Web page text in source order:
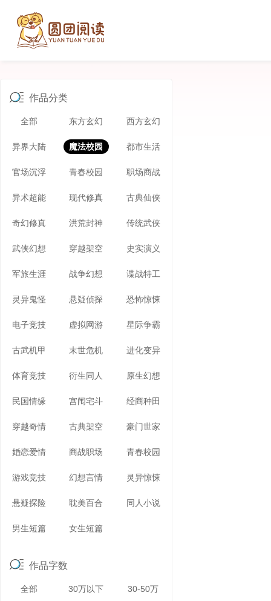
作品分类
全部 东方玄幻 西方玄幻
异界大陆 魔法校园 都市生活
官场沉浮 青春校园 职场商战
异术超能 现代修真 古典仙侠
奇幻修真 洪荒封神 传统武侠
武侠幻想 穿越架空 史实演义
军旅生涯 战争幻想 谍战特工
灵异鬼怪 悬疑侦探 恐怖惊悚
电子竞技 虚拟网游 星际争霸
古武机甲 末世危机 进化变异
体育竞技 衍生同人 原生幻想
民国情缘 宫闱宅斗 经商种田
穿越奇情 古典架空 豪门世家
婚恋爱情 商战职场 青春校园
游戏竞技 幻想言情 灵异惊悚
悬疑探险 耽美百合 同人小说
男生短篇 女生短篇
作品字数
全部 30万以下 30-50万